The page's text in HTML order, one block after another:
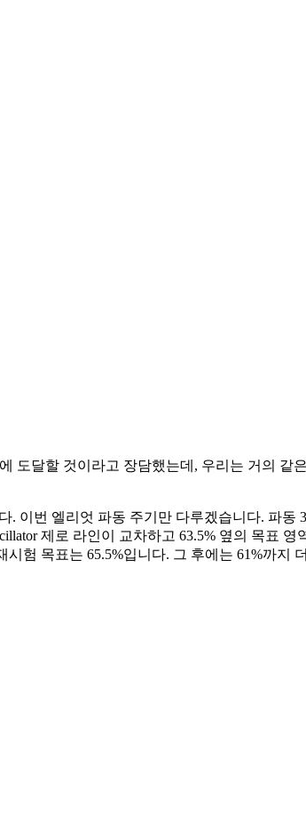
도달할 것이라고 장담했는데, 우리는 거의 같
이번 엘리엇 파동 주기만 다루겠습니다. 파
제로 라인이 교차하고 63.5% 옆의 목표
험 목표는 65.5%입니다. 그 후에는 61%까지